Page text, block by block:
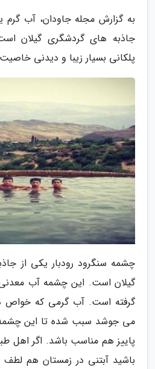
به گزارش مجله جاودان، آب
جاذبه های گردشگری گیلان
پلکانی بسیار زیبا و دیدنی خاصیت
چشمه سنگرود رودبار یکی از
گیلان است. این چشمه آب معدنی
گرفته است. آب گرمی که خواص
می جوشد سبب شده تا این
پاییز هم مناسب باشد. اگر اهل
باشید آبتنی در زمستان هم